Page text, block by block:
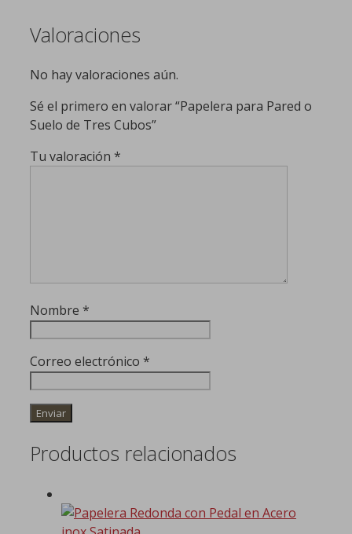
Valoraciones
No hay valoraciones aún.
Sé el primero en valorar “Papelera para Pared o
Suelo de Tres Cubos”
Tu valoración *
Nombre *
Correo electrónico *
Productos relacionados